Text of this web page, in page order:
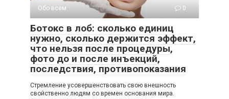
Обо всем 0
Ботокс в лоб: сколько единиц
нужно, сколько держится эффект,
что нельзя после процедуры,
фото до и после инъекций,
последствия, противопоказания
Стремление усовершенствовать свою внешность
свойственно людям со времен основания мира.